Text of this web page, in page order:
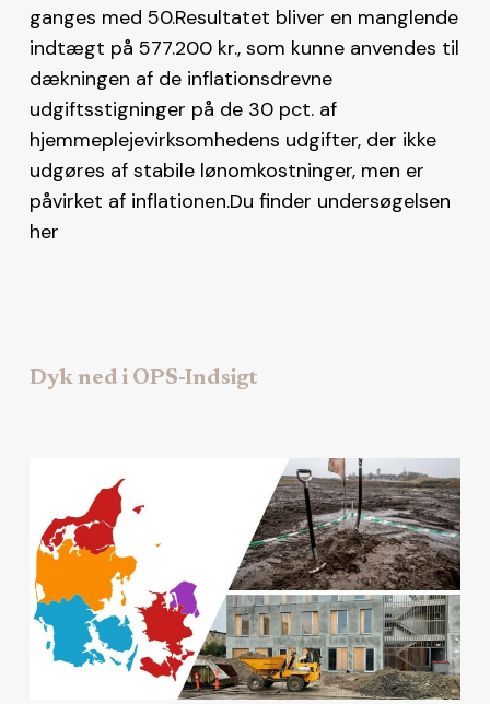
ganges med 50.Resultatet bliver en manglende
indtægt på 577.200 kr., som kunne anvendes til
dækningen af de inflationsdrevne
udgiftsstigninger på de 30 pct. af
hjemmeplejevirksomhedens udgifter, der ikke
udgøres af stabile lønomkostninger, men er
påvirket af inflationen.Du finder undersøgelsen
her
Dyk ned i OPS-Indsigt